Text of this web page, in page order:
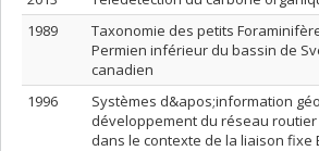
1989
Taxonomie des petits
Permien inférieur du bassin de
canadien
1996
Systèmes d&apos;information
développement du réseau routier
dans le contexte de la liaison fixe